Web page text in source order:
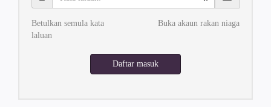
laluan:
Betulkan semula kata
laluan
Buka akaun rakan niaga
Daftar masuk